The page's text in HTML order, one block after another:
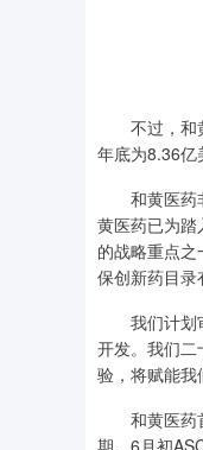
不过，和黄
年底为8.36亿
和黄医药非
黄医药已为踏
的战略重点
保创新药目录
我们计划审
开发。我们
验，将赋能我
和黄医药首
期。6月初